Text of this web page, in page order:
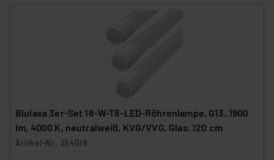
Blulaxa 3er-Set 18-W-T8-LED-Röhrenlampe, G13, 1900
lm, 4000 K, neutralweiß, KVG/VVG, Glas, 120 cm
Artikel-Nr. 254018